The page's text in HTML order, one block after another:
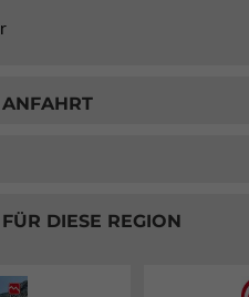
DIESE REGION